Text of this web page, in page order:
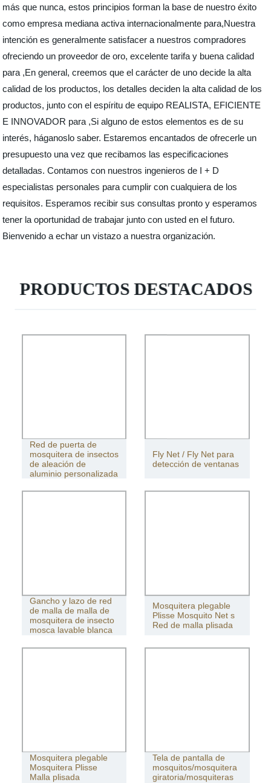
más que nunca, estos principios forman la base de nuestro éxito
como empresa mediana activa internacionalmente para,Nuestra
intención es generalmente satisfacer a nuestros compradores
ofreciendo un proveedor de oro, excelente tarifa y buena calidad
para ,En general, creemos que el carácter de uno decide la alta
calidad de los productos, los detalles deciden la alta calidad de los
productos, junto con el espíritu de equipo REALISTA, EFICIENTE
E INNOVADOR para ,Si alguno de estos elementos es de su
interés, háganoslo saber. Estaremos encantados de ofrecerle un
presupuesto una vez que recibamos las especificaciones
detalladas. Contamos con nuestros ingenieros de I + D
especialistas personales para cumplir con cualquiera de los
requisitos. Esperamos recibir sus consultas pronto y esperamos
tener la oportunidad de trabajar junto con usted en el futuro.
Bienvenido a echar un vistazo a nuestra organización.
PRODUCTOS DESTACADOS
Red de puerta de
mosquitera de insectos
de aleación de
aluminio personalizada
Fly Net / Fly Net para
detección de ventanas
Gancho y lazo de red
de malla de malla de
mosquitera de insecto
mosca lavable blanca
Mosquitera plegable
Plisse Mosquito Net s
Red de malla plisada
Mosquitera plegable
Mosquitera Plisse
Malla plisada
Tela de pantalla de
mosquitos/mosquitera
giratoria/mosquiteras